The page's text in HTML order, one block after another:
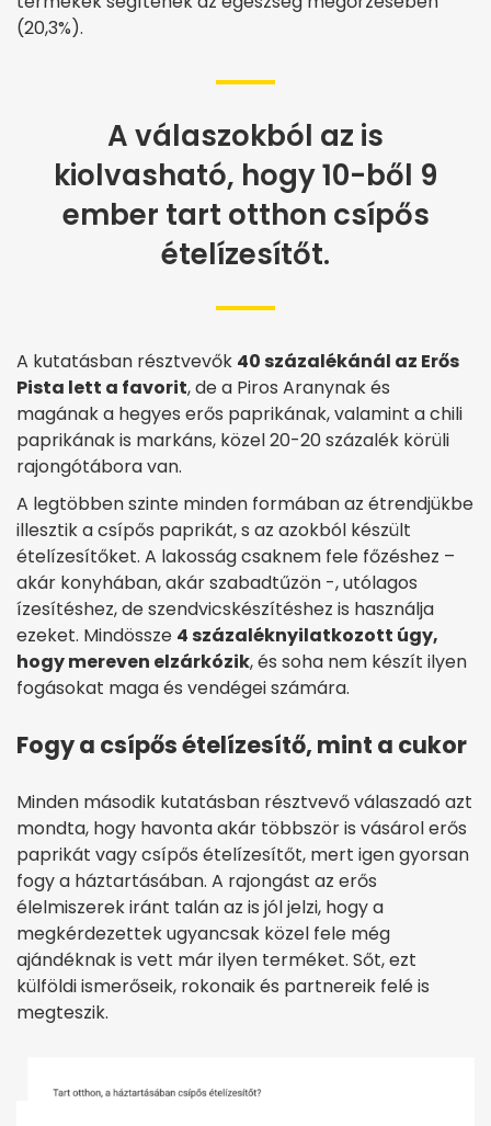
(20,3%).
A válaszokból az is
kiolvasható, hogy 10-ből 9
ember tart otthon csípős
ételízesítőt.
A kutatásban résztvevők 40 százalékánál az Erős
Pista lett a favorit, de a Piros Aranynak és
magának a hegyes erős paprikának, valamint a chili
paprikának is markáns, közel 20-20 százalék körüli
rajongótábora van.
A legtöbben szinte minden formában az étrendjükbe
illesztik a csípős paprikát, s az azokból készült
ételízesítőket. A lakosság csaknem fele főzéshez –
akár konyhában, akár szabadtűzön -, utólagos
ízesítéshez, de szendvicskészítéshez is használja
ezeket. Mindössze 4 százaléknyilatkozott úgy,
hogy mereven elzárkózik, és soha nem készít ilyen
fogásokat maga és vendégei számára.
Fogy a csípős ételízesítő, mint a cukor
Minden második kutatásban résztvevő válaszadó azt
mondta, hogy havonta akár többször is vásárol erős
paprikát vagy csípős ételízesítőt, mert igen gyorsan
fogy a háztartásában. A rajongást az erős
élelmiszerek iránt talán az is jól jelzi, hogy a
megkérdezettek ugyancsak közel fele még
ajándéknak is vett már ilyen terméket. Sőt, ezt
külföldi ismerőseik, rokonaik és partnereik felé is
megteszik.